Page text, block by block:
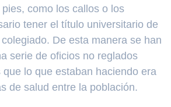
como los callos o los
tener el título universitario de
De esta manera se han
serie de oficios no reglados
lo que estaban haciendo era
de salud entre la población.